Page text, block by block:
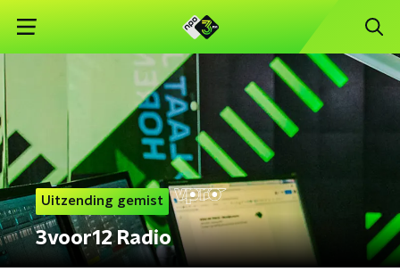
Uitzending gemist
3voor12 Radio